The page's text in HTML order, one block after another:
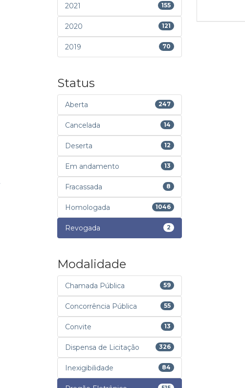
2021 155
2020 121
2019 70
Status
Aberta 247
Cancelada 14
Deserta 12
Em andamento 13
Fracassada 8
Homologada 1046
Revogada 2
Modalidade
Chamada Pública 59
Concorrência Pública 55
Convite 13
Dispensa de Licitação 326
Inexigibilidade 84